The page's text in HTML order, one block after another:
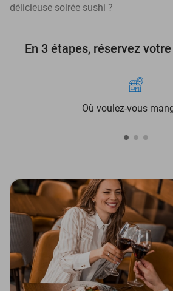
délicieuse soirée sushi ?
En 3 étapes, réservez
Où voulez-vous